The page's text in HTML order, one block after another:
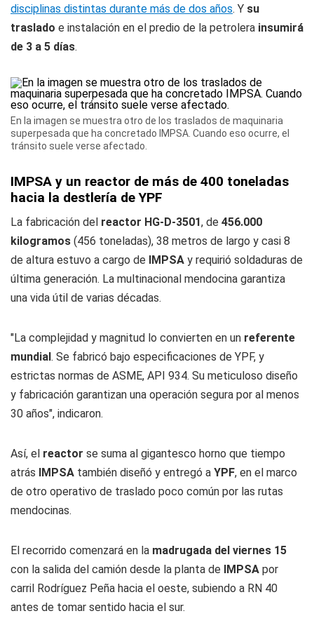
disciplinas distintas durante más de dos años. Y su
traslado e instalación en el predio de la petrolera insumirá
de 3 a 5 días.
En la imagen se muestra otro de los traslados de maquinaria
superpesada que ha concretado IMPSA. Cuando eso ocurre, el
tránsito suele verse afectado.
IMPSA y un reactor de más de 400 toneladas
hacia la destlería de YPF
La fabricación del reactor HG-D-3501, de 456.000
kilogramos (456 toneladas), 38 metros de largo y casi 8
de altura estuvo a cargo de IMPSA y requirió soldaduras de
última generación. La multinacional mendocina garantiza
una vida útil de varias décadas.
"La complejidad y magnitud lo convierten en un referente
mundial. Se fabricó bajo especificaciones de YPF, y
estrictas normas de ASME, API 934. Su meticuloso diseño
y fabricación garantizan una operación segura por al menos
30 años", indicaron.
Así, el reactor se suma al gigantesco horno que tiempo
atrás IMPSA también diseñó y entregó a YPF, en el marco
de otro operativo de traslado poco común por las rutas
mendocinas.
El recorrido comenzará en la madrugada del viernes 15
con la salida del camión desde la planta de IMPSA por
carril Rodríguez Peña hacia el oeste, subiendo a RN 40
antes de tomar sentido hacia el sur.